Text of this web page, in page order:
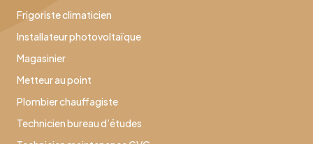
Frigoriste climaticien
Installateur photovoltaïque
Magasinier
Metteur au point
Plombier chauffagiste
Technicien bureau d’études